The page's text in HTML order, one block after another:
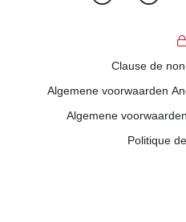
Clause de
Algemene voorwaarden
Algemene
Politique